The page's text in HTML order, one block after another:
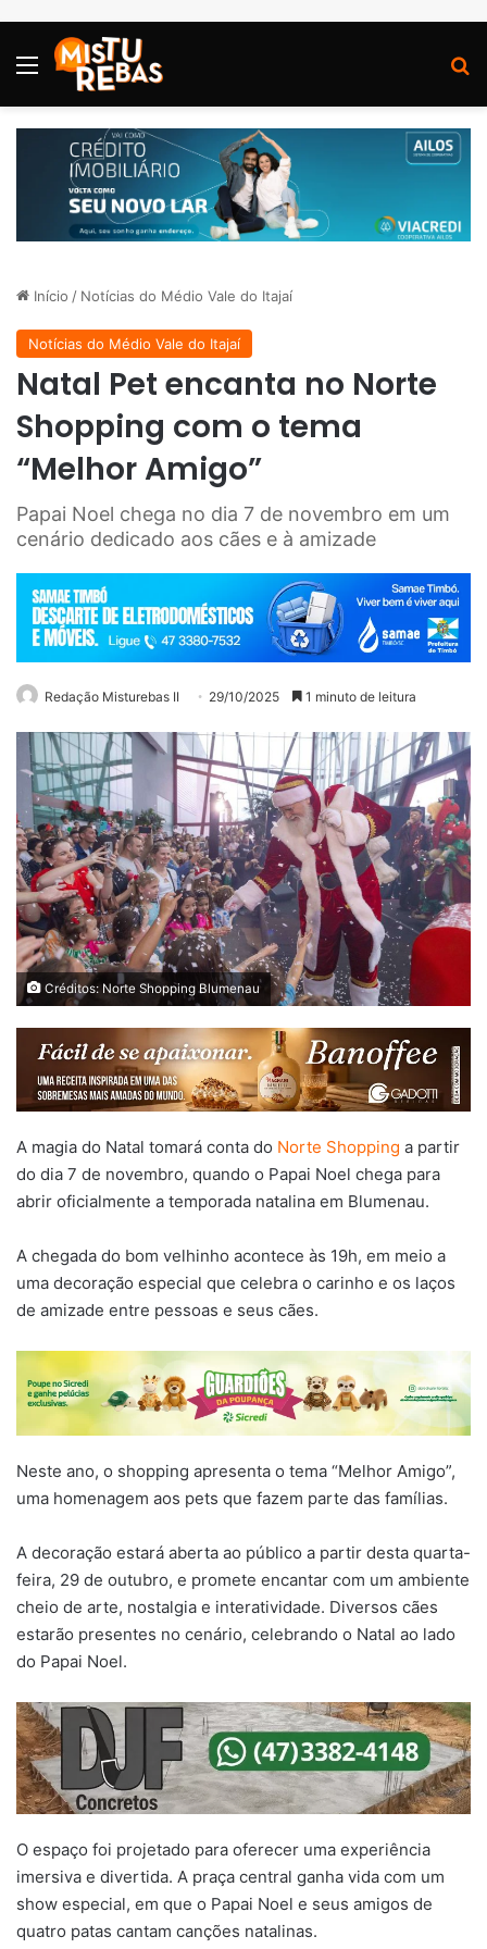
Menu
Início / Notícias do Médio Vale do Itajaí
Notícias do Médio Vale do Itajaí
Natal Pet encanta no Norte
Shopping com o tema
“Melhor Amigo”
Papai Noel chega no dia 7 de novembro em um
cenário dedicado aos cães e à amizade
Redação Misturebas II 29/10/2025 1 minuto de leitura
Créditos: Norte Shopping Blumenau
A magia do Natal tomará conta do Norte Shopping a partir
do dia 7 de novembro, quando o Papai Noel chega para
abrir oficialmente a temporada natalina em Blumenau.
A chegada do bom velhinho acontece às 19h, em meio a
uma decoração especial que celebra o carinho e os laços
de amizade entre pessoas e seus cães.
Neste ano, o shopping apresenta o tema “Melhor Amigo”,
uma homenagem aos pets que fazem parte das famílias.
A decoração estará aberta ao público a partir desta quarta-
feira, 29 de outubro, e promete encantar com um ambiente
cheio de arte, nostalgia e interatividade. Diversos cães
estarão presentes no cenário, celebrando o Natal ao lado
do Papai Noel.
O espaço foi projetado para oferecer uma experiência
imersiva e divertida. A praça central ganha vida com um
show especial, em que o Papai Noel e seus amigos de
quatro patas cantam canções natalinas.